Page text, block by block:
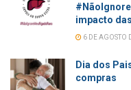
impacto
6 DE AGOSTO
Dia dos
compras